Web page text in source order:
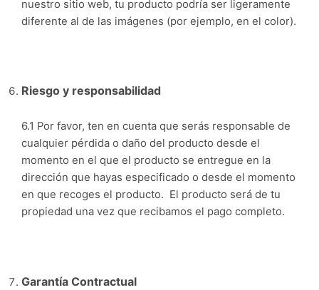
nuestro sitio web, tu producto podría ser ligeramente
diferente al de las imágenes (por ejemplo, en el color).
Riesgo y responsabilidad
6.1 Por favor, ten en cuenta que serás responsable de
cualquier pérdida o daño del producto desde el
momento en el que el producto se entregue en la
dirección que hayas especificado o desde el momento
en que recoges el producto. El producto será de tu
propiedad una vez que recibamos el pago completo.
Garantía Contractual